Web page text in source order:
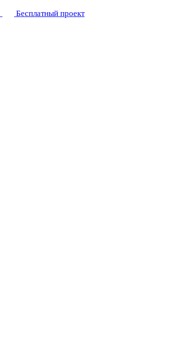
Бесплатный проект